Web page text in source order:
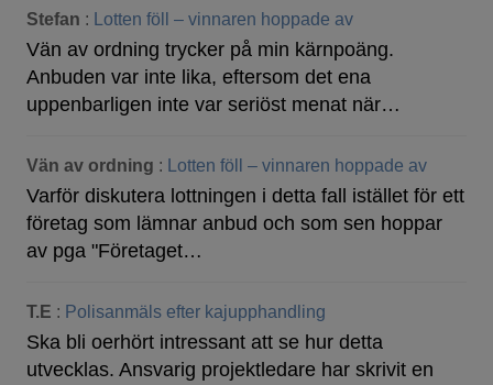
Stefan : Lotten föll – vinnaren hoppade av
Vän av ordning trycker på min kärnpoäng.
Anbuden var inte lika, eftersom det ena
uppenbarligen inte var seriöst menat när…
Vän av ordning : Lotten föll – vinnaren hoppade av
Varför diskutera lottningen i detta fall istället för ett
företag som lämnar anbud och som sen hoppar
av pga "Företaget…
T.E : Polisanmäls efter kajupphandling
Ska bli oerhört intressant att se hur detta
utvecklas. Ansvarig projektledare har skrivit en